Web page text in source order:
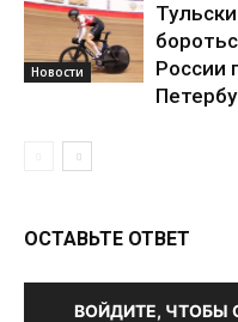
Новости
России
ОСТАВЬТЕ ОТВЕТ
ВОЙДИТЕ, ЧТОБЫ